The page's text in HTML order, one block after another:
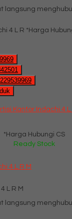
langsung
*Harga
Kantor Indachi 4 L
*Harga Hubungi CS
Ready Stock
L R M
langsung